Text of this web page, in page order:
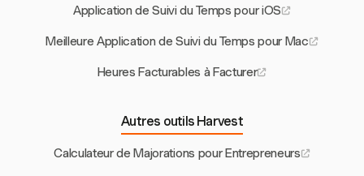
Application de Suivi du Temps pour iOS
Meilleure Application de Suivi du Temps pour Mac
Heures Facturables à Facturer
Autres outils Harvest
Calculateur de Majorations pour Entrepreneurs